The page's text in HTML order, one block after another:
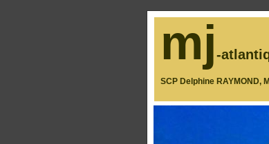
mj-
SCP Delphine RAYMOND,